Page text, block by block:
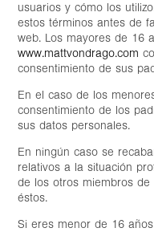
usuarios y cómo los
estos términos antes de
web. Los mayores de 16
www.mattvondrago.com
consentimiento de sus
En el caso de los
consentimiento de los
sus datos personales.
En ningún caso se
relativos a la situación
de los otros miembros
éstos.
Si eres menor de 16